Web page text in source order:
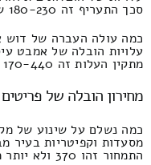
סכך התעריף זה 180-230 שקלים.
כמה עולה העברה של דוש
עלויות הובלה של אמבט
מתקין העלות זה 170-440 שקלים.
מחירון הובלה של
כמה נשלם על שינוע של
מסעדות וקפיטריות בעיר
התמחור זהו 370 ולא יותר מ260 שקלים חדשים.